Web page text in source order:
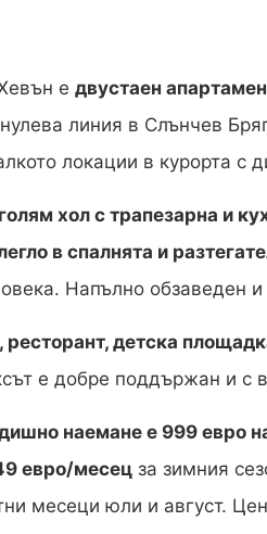
е двустаен
линия в Слънчев
локации в курорта с
голям хол с трапезарна и
в спалнята и
Напълно обзаведен и
ресторант, детска
е добре поддържан и с
наемане е 999 евро
евро/месец за зимния
месеци юли и август.